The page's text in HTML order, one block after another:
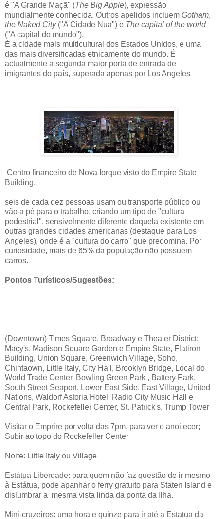
é "A Grande Maçã" (The Big Apple), expressão
mundialmente conhecida. Outros apelidos incluem Gotham,
the Naked City("A Cidade Nua") e The capital of the world
("A capital do mundo").
É a cidade mais multicultural dos Estados Unidos, e uma
das mais diversificadas etnicamente do mundo. É
actualmente a segunda maior porta de entrada de
imigrantes do país, superada apenas por Los Angeles
Centro financeiro de Nova Iorque visto do Empire State
Building.
seis de cada dez pessoas usam ou transporte público ou
vão a pé para o trabalho, criando um tipo de "cultura
pedestrial", sensivelmente diferente daquela existente em
outras grandes cidades americanas (destaque para Los
Angeles), onde é a "cultura do carro" que predomina. Por
curiosidade, mais de 65% da população não possuem
carros.
Pontos Turísticos/Sugestões:
(Downtown) Times Square, Broadway e Theater District;
Macy's, Madison Square Garden e Empire State, Flatiron
Building, Union Square, Greenwich Village, Soho,
Chintaown, Little Italy, City Hall, Brooklyn Bridge, Local do
World Trade Center, Bowling Green Park , Battery Park,
South Street Seaport, Lower East Side, East Village, United
Nations, Waldorf Astoria Hotel, Radio City Music Hall e
Central Park, Rockefeller Center, St. Patrick's, Trump Tower
Visitar o Emprire por volta das 7pm, para ver o anoitecer;
Subir ao topo do Rockefeller Center
Noite: Little Italy ou Village
Estátua Liberdade: para quem não faz questão de ir mesmo
à Estátua, pode apanhar o ferry gratuito para Staten Island e
dislumbrar a mesma vista linda da ponta da Ilha.
Mini-cruzeiros: uma hora e quinze para ir até a Estatua da